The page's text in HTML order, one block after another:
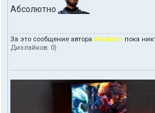
Абсолютно
За это сообщение автораAlecArzh пока
Дизлайков: 0)